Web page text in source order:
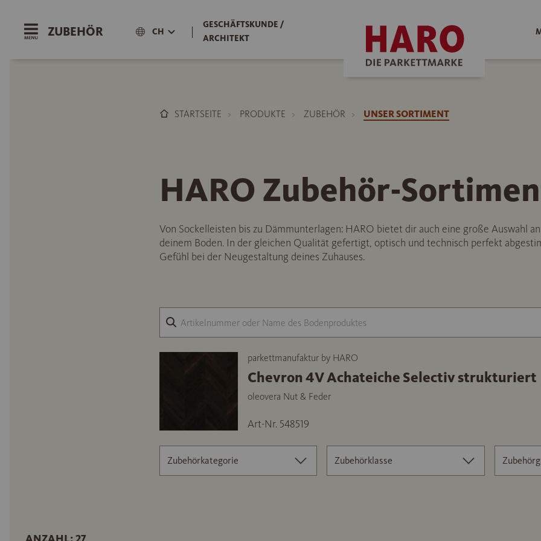
ZUBEHÖR CH |
GESCHÄFTSKUNDE /
ARCHITEKT
STARTSEITE PRODUKTE ZUBEHÖR UNSER SORTIMENT
HARO Zubehör-
Von Sockelleisten bis zu Dämmunterlagen: HARO bietet dir auch eine große Auswahl
deinem Boden. In der gleichen Qualität gefertigt, optisch und technisch perfekt
Gefühl bei der Neugestaltung deines Zuhauses.
parkettmanufaktur by HARO
Chevron 4V Achateiche Selectiv strukturiert
oleovera Nut & Feder
Art-Nr. 548519
Zubehörkategorie Zubehörklasse